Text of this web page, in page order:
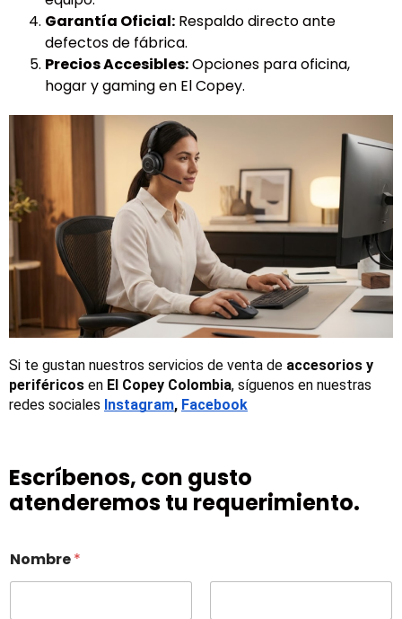
Garantía Oficial: Respaldo directo ante
defectos de fábrica.
Precios Accesibles:Opciones para oficina,
hogar y gaming en El Copey.
Si te gustan nuestros servicios de venta de accesorios y
periféricos en El Copey Colombia, síguenos en nuestras
redes sociales Instagram, Facebook
Escríbenos, con gusto
atenderemos tu requerimiento.
Nombre*